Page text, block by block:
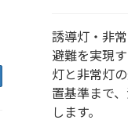
誘導灯・非
避難を実現
灯と非常灯
置基準まで
します。